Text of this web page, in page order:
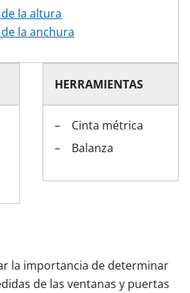
la altura
la anchura
HERRAMIENTAS
Cinta métrica
Balanza
la importancia de determinar
de las ventanas y puertas